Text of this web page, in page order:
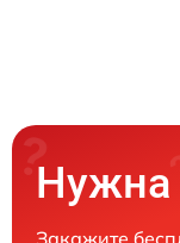
Нужна
Закажите